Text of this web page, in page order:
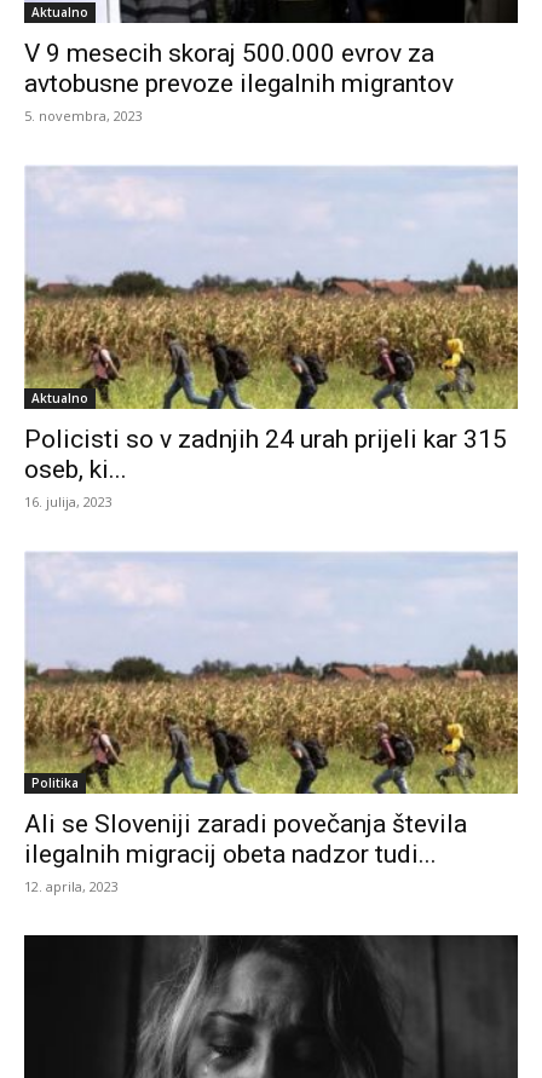
Aktualno
V 9 mesecih skoraj 500.000 evrov za
avtobusne prevoze ilegalnih migrantov
5. novembra, 2023
Aktualno
Policisti so v zadnjih 24 urah prijeli kar 315
oseb, ki...
16. julija, 2023
Politika
Ali se Sloveniji zaradi povečanja števila
ilegalnih migracij obeta nadzor tudi...
12. aprila, 2023